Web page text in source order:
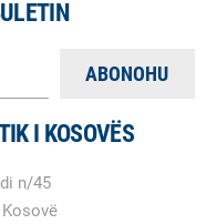
I KOSOVËS
n/45